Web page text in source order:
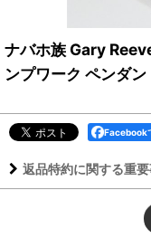
ナバホ族 Gary
ンプワーク ペンダ
Facebook
返品特約に関する重